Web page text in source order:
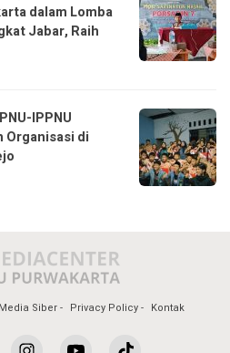
dalam Lomba
Jabar, Raih
IPPNU
Organisasi di
Siber Privacy Policy Kontak